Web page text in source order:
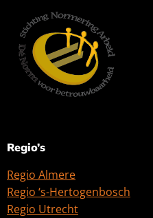
Regio’s
Regio Almere
Regio ‘s-Hertogenbosch
Regio Utrecht